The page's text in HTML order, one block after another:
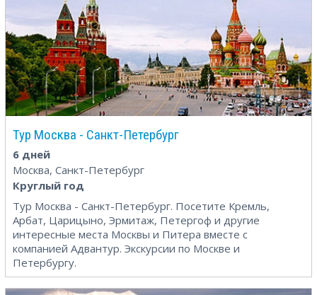
Тур Москва - Санкт-Петербург
6 дней
Москва, Санкт-Петербург
Круглый год
Тур Москва - Санкт-Петербург. Посетите Кремль,
Арбат, Царицыно, Эрмитаж, Петергоф и другие
интересные места Москвы и Питера вместе с
компанией Адвантур. Экскурсии по Москве и
Петербургу.